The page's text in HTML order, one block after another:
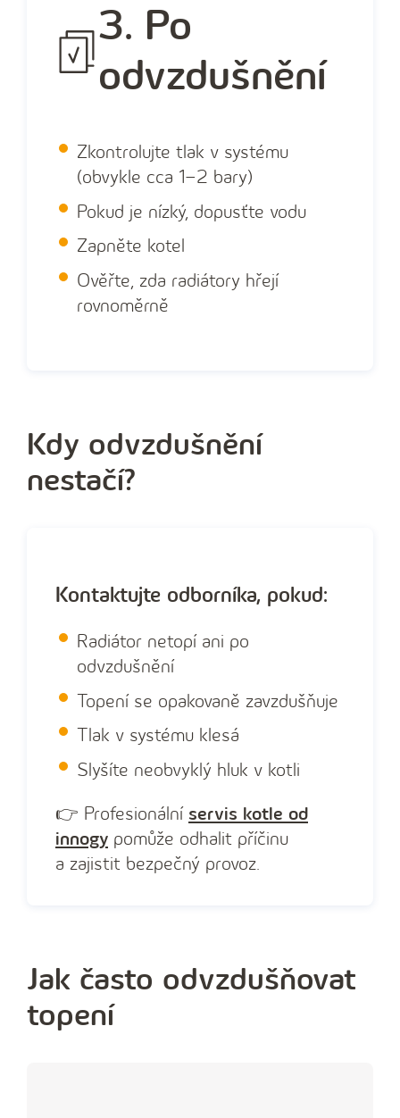
3. Po
odvzdušnění
Zkontrolujte tlak v systému
(obvykle cca 1–2 bary)
Pokud je nízký, dopusťte vodu
Zapněte kotel
Ověřte, zda radiátory hřejí
rovnoměrně
Kdy odvzdušnění
nestačí?
Kontaktujte odborníka, pokud:
Radiátor netopí ani po
odvzdušnění
Topení se opakovaně zavzdušňuje
Tlak v systému klesá
Slyšíte neobvyklý hluk v kotli
👉 Profesionální servis kotle od
innogy pomůže odhalit příčinu
a zajistit bezpečný provoz.
Jak často odvzdušňovat
topení